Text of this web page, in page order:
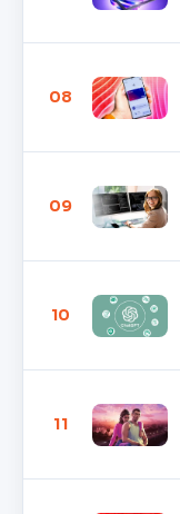
08
09
10
11